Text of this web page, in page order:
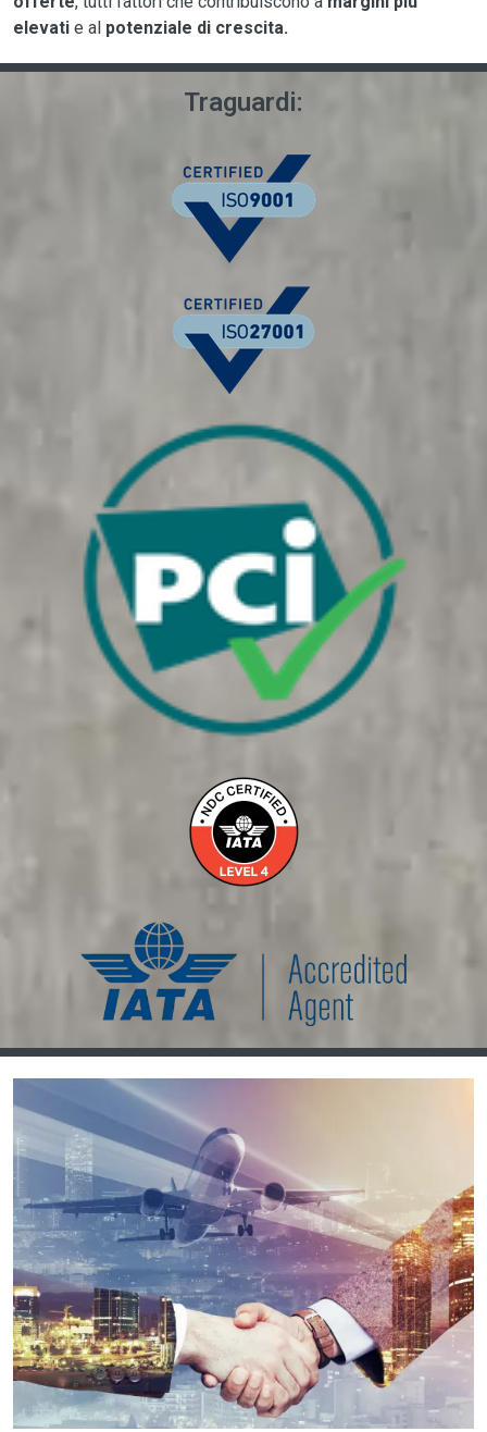
elevati e al potenziale di crescita.
Traguardi: